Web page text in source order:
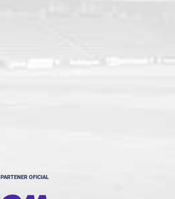
PARTENER OFICIAL